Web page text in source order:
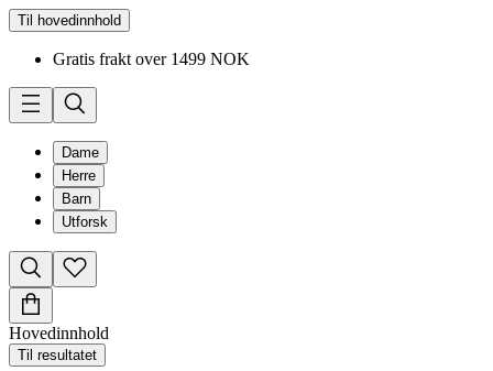
Til hovedinnhold
Gratis frakt over 1499 NOK
Dame
Herre
Barn
Utforsk
Hovedinnhold
Til resultatet